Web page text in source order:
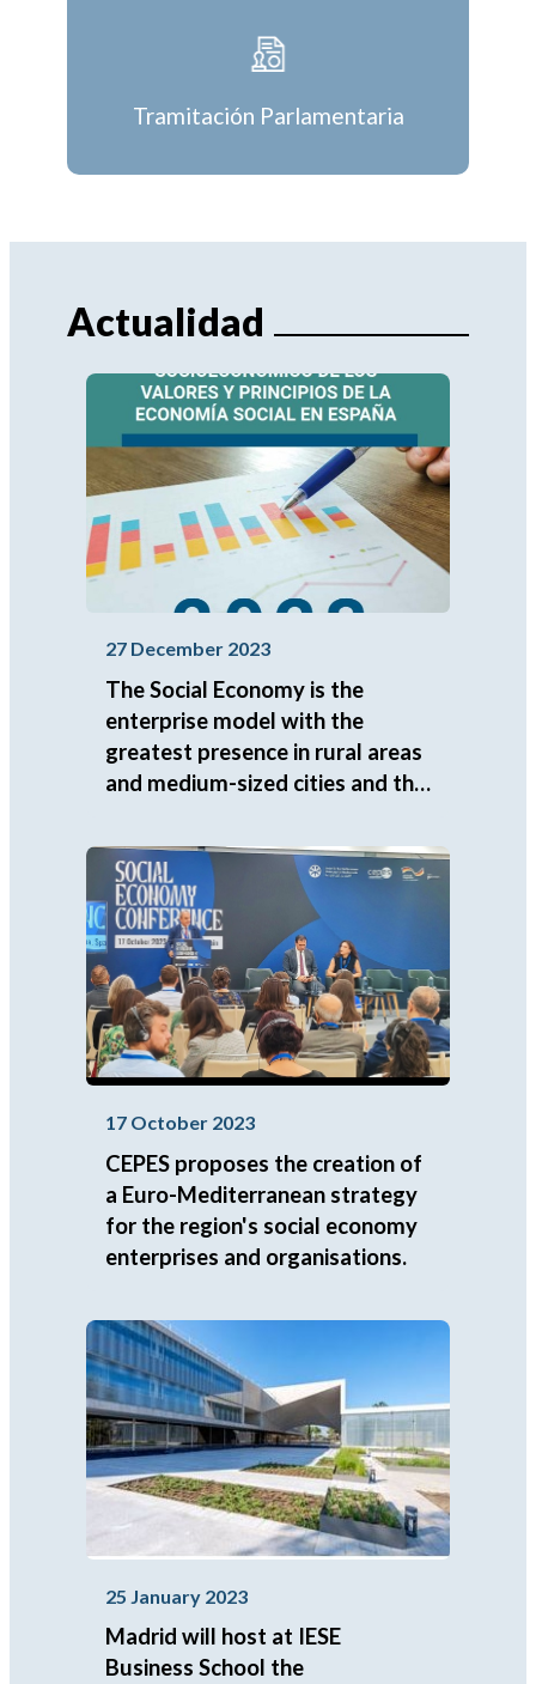
Tramitación Parlamentaria
Actualidad
27 December 2023
The Social Economy is the
enterprise model with the
greatest presence in rural areas
and medium-sized cities and the
destruction.
17 October 2023
CEPES proposes the creation of
a Euro-Mediterranean strategy
for the region's social economy
enterprises and organisations.
25 January 2023
Madrid will host at IESE
Business School the